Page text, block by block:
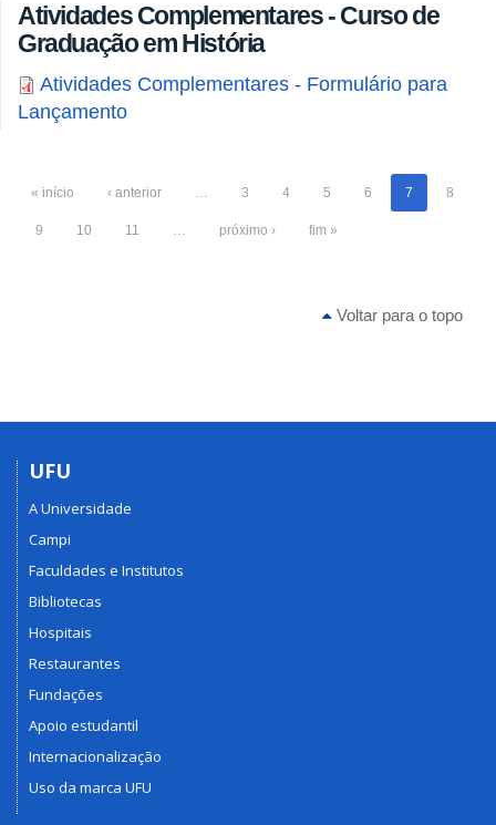
Atividades Complementares - Curso de
Graduação em História
Atividades Complementares - Formulário para
Lançamento
« início ‹ anterior … 3 4 5 6 7 8
9 10 11 … próximo › fim »
Voltar para o topo
UFU
A Universidade
Campi
Faculdades e Institutos
Bibliotecas
Hospitais
Restaurantes
Fundações
Apoio estudantil
Internacionalização
Uso da marca UFU